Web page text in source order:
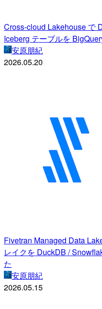
Cross-cloud Lakehouse で
Iceberg テーブルを
安原朋紀
2026.05.20
Fivetran Managed Data
レイクを DuckDB /
た
安原朋紀
2026.05.15